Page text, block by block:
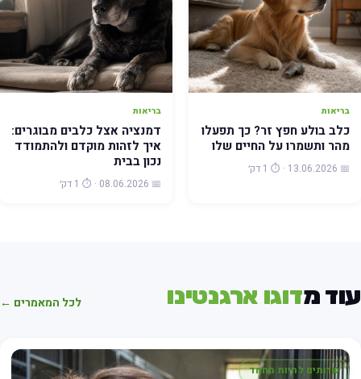
בריאות
כלב בולע חפץ זר? כך תפעלו
מהר ותשמרו על החיים שלו
📅 13.06.2026 · ⏱️ 1 דק׳
בריאות
דמנציה אצל כלבים מבוגרים:
איך לזהות מוקדם ולהתמודד
נכון בבית
📅 08.06.2026 · ⏱️ 1 דק׳
מדוגו ארגנטינו לכל המאמרים ←
שרותים לחיות מחמד